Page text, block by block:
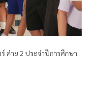
ค่าย 2 ประจำปีการศึกษา